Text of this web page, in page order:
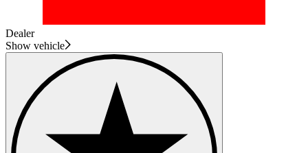
Dealer
Show vehicle